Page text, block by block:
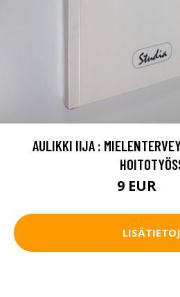
AULIKKI IIJA :
9 EUR